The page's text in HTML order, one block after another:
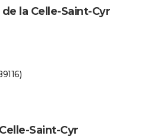
la Celle-Saint-Cyr
Saint-Cyr